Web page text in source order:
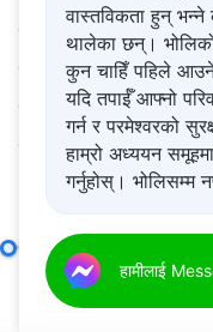
हुन्। कुनै पनि बेला,
काममा हानि र
लागेपछि, तिनीहरूलाई
हुँदैन।
तपाई र तपाईको
बिना सुन्दर जीवन
स्वागत गर्नु। यदि तपाईं
वास्तविकता हुन्
थालेका छन्।
कुन चाहिँ पहिले
यदि तपाईँ आफ्नो
गर्न र परमेश्‍वरको
हाम्रो अध्ययन
गर्नुहोस्। भोलिसम्म
हामीलाई
अगुवा र